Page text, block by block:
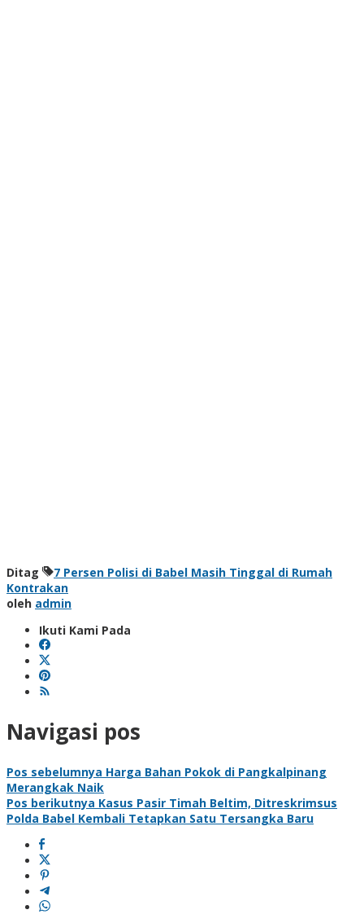
Ditag
7 Persen Polisi di Babel Masih Tinggal di Rumah
Kontrakan
oleh admin
Ikuti Kami Pada
Navigasi pos
Pos sebelumnya Harga Bahan Pokok di Pangkalpinang
Merangkak Naik
Pos berikutnya Kasus Pasir Timah Beltim, Ditreskrimsus
Polda Babel Kembali Tetapkan Satu Tersangka Baru